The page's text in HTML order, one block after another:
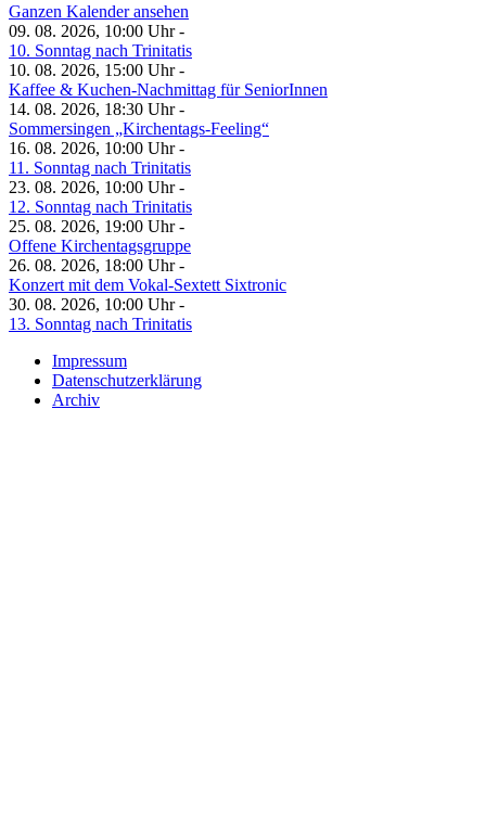
Ganzen Kalender ansehen
09. 08. 2026, 10:00 Uhr -
10. Sonntag nach Trinitatis
10. 08. 2026, 15:00 Uhr -
Kaffee & Kuchen-Nachmittag für SeniorInnen
14. 08. 2026, 18:30 Uhr -
Sommersingen „Kirchentags-Feeling“
16. 08. 2026, 10:00 Uhr -
11. Sonntag nach Trinitatis
23. 08. 2026, 10:00 Uhr -
12. Sonntag nach Trinitatis
25. 08. 2026, 19:00 Uhr -
Offene Kirchentagsgruppe
26. 08. 2026, 18:00 Uhr -
Konzert mit dem Vokal-Sextett Sixtronic
30. 08. 2026, 10:00 Uhr -
13. Sonntag nach Trinitatis
Impressum
Datenschutzerklärung
Archiv